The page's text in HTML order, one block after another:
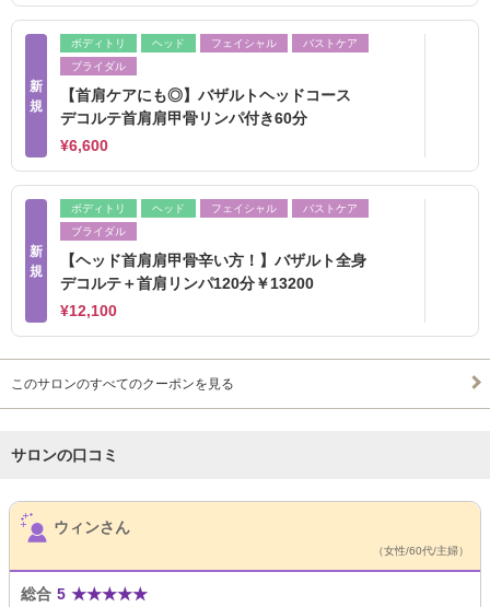
新
規
ボディトリ ヘッド フェイシャル
バストケア
ブライダル
【首肩ケアにも◎】バザルトヘッドコース
デコルテ首肩肩甲骨リンパ付き60分
¥6,600
新
規
ボディトリ ヘッド フェイシャル
バストケア
ブライダル
【ヘッド首肩肩甲骨辛い方！】バザルト全身
デコルテ＋首肩リンパ120分￥13200
¥12,100
このサロンのすべてのクーポンを見る
サロンの口コミ
サロンPick Up
ウィンさん
（女性/60代/主婦）
総合 5 ★★★★★